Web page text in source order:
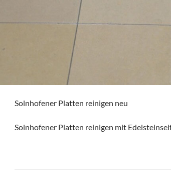
Solnhofener Platten reinigen neu
Solnhofener Platten reinigen mit